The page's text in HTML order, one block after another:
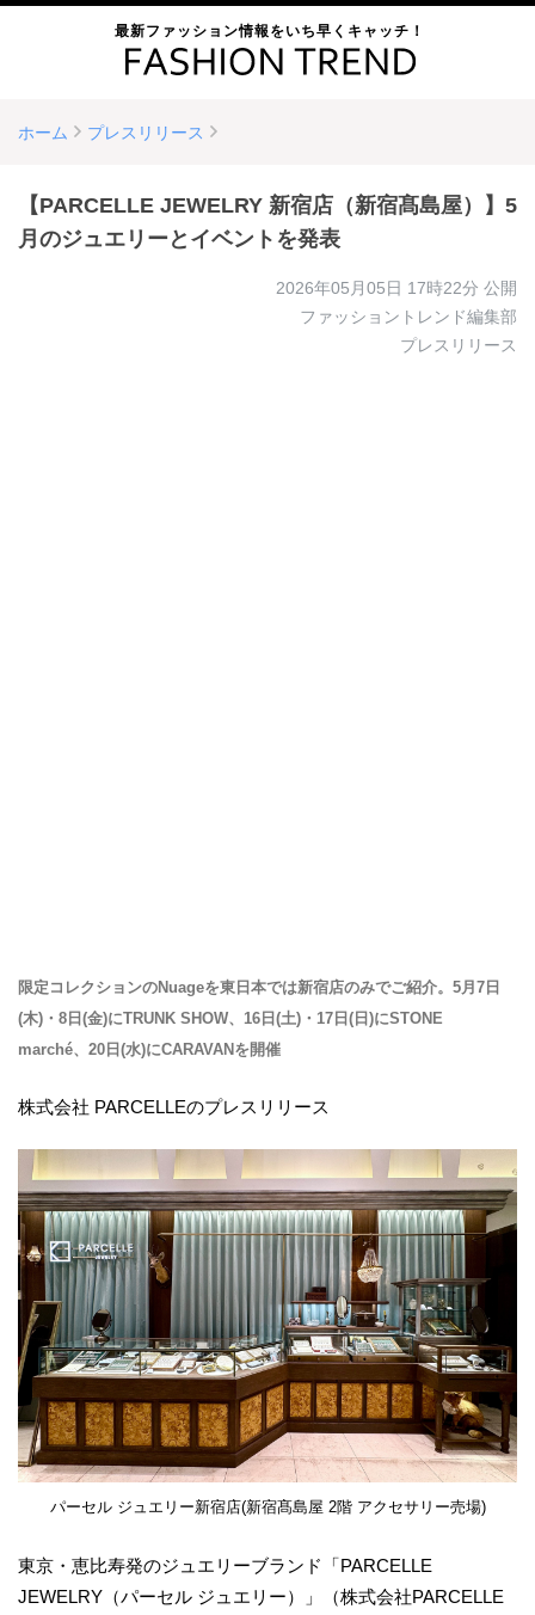
最新ファッション情報をいち早くキャッチ！
ホーム プレスリリース
【PARCELLE JEWELRY 新宿店（新宿髙島屋）】5
月のジュエリーとイベントを発表
2026年05月05日 17時22分 公開
ファッショントレンド編集部
プレスリリース
限定コレクションのNuageを東日本では新宿店のみでご紹介。5月7日
(木)・8日(金)にTRUNK SHOW、16日(土)・17日(日)にSTONE
marché、20日(水)にCARAVANを開催
株式会社 PARCELLEのプレスリリース
パーセル ジュエリー新宿店(新宿髙島屋 2階 アクセサリー売場)
東京・恵比寿発のジュエリーブランド「PARCELLE
JEWELRY（パーセル ジュエリー）」（株式会社PARCELLE